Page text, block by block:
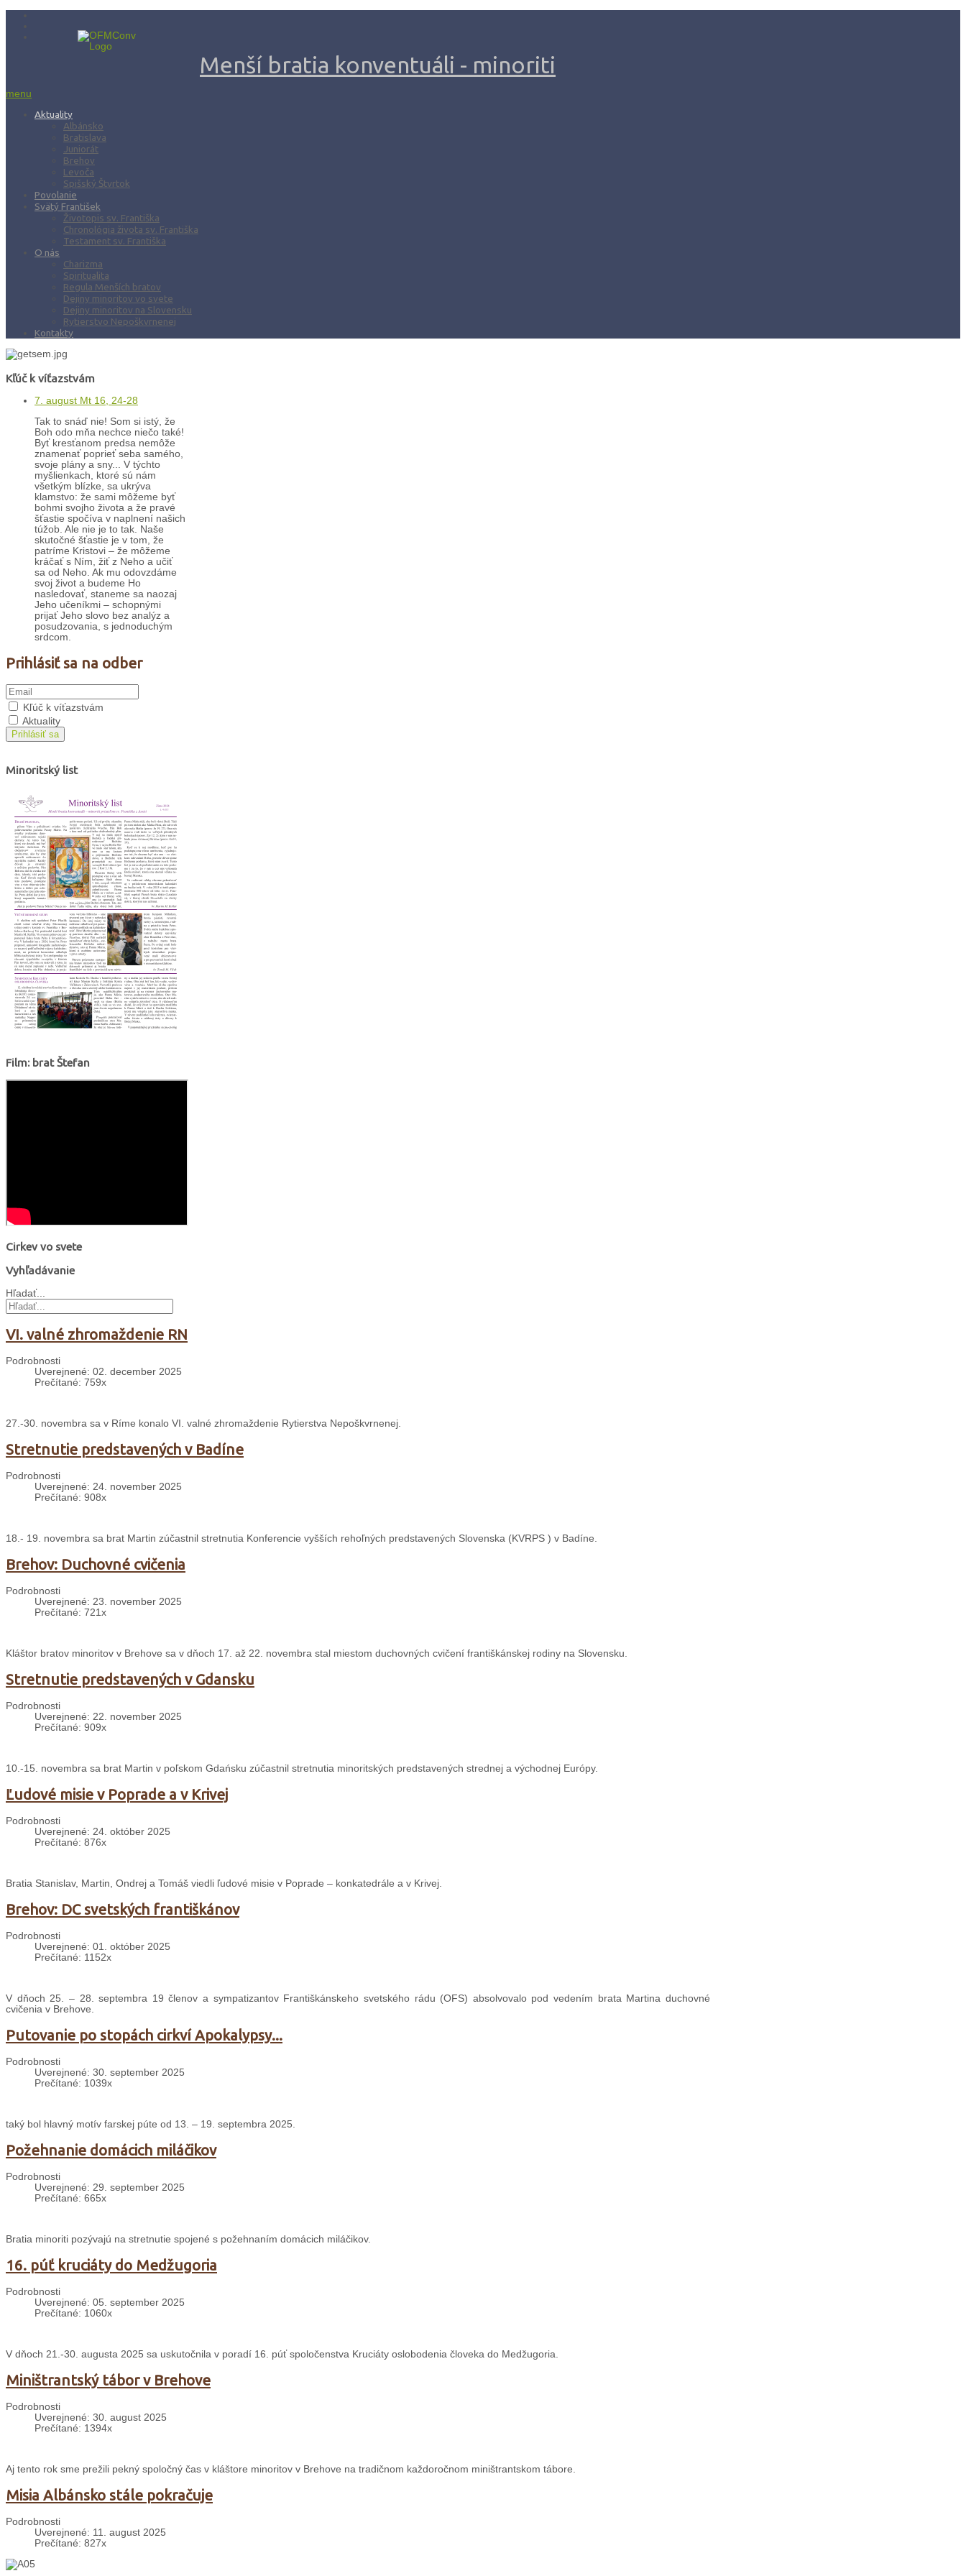
Menší bratia konventuáli - minoriti
menu
Aktuality
Albánsko
Bratislava
Juniorát
Brehov
Levoča
Spišský Štvrtok
Povolanie
Svätý František
Životopis sv. Františka
Chronológia života sv. Františka
Testament sv. Františka
O nás
Charizma
Spiritualita
Regula Menších bratov
Dejiny minoritov vo svete
Dejiny minoritov na Slovensku
Rytierstvo Nepoškvrnenej
Kontakty
Kľúč k víťazstvám
7. august Mt 16, 24-28
Tak to snáď nie! Som si istý, že
Boh odo mňa nechce niečo také!
Byť kresťanom predsa nemôže
znamenať poprieť seba samého,
svoje plány a sny... V týchto
myšlienkach, ktoré sú nám
všetkým blízke, sa ukrýva
klamstvo: že sami môžeme byť
bohmi svojho života a že pravé
šťastie spočíva v naplnení našich
túžob. Ale nie je to tak. Naše
skutočné šťastie je v tom, že
patríme Kristovi – že môžeme
kráčať s Ním, žiť z Neho a učiť
sa od Neho. Ak mu odovzdáme
svoj život a budeme Ho
nasledovať, staneme sa naozaj
Jeho učeníkmi – schopnými
prijať Jeho slovo bez analýz a
posudzovania, s jednoduchým
srdcom.
Prihlásiť sa na odber
Kľúč k víťazstvám
Aktuality
Prihlásiť sa
Minoritský list
Film: brat Štefan
Cirkev vo svete
Vyhľadávanie
Hľadať...
VI. valné zhromaždenie RN
Podrobnosti
Uverejnené: 02. december 2025
Prečítané: 759x
27.-30. novembra sa v Ríme konalo VI. valné zhromaždenie Rytierstva Nepoškvrnenej.
Stretnutie predstavených v Badíne
Podrobnosti
Uverejnené: 24. november 2025
Prečítané: 908x
18.- 19. novembra sa brat Martin zúčastnil stretnutia Konferencie vyšších rehoľných predstavených Slovenska (KVRPS ) v Badíne.
Brehov: Duchovné cvičenia
Podrobnosti
Uverejnené: 23. november 2025
Prečítané: 721x
Kláštor bratov minoritov v Brehove sa v dňoch 17. až 22. novembra stal miestom duchovných cvičení františkánskej rodiny na Slovensku.
Stretnutie predstavených v Gdansku
Podrobnosti
Uverejnené: 22. november 2025
Prečítané: 909x
10.-15. novembra sa brat Martin v poľskom Gdańsku zúčastnil stretnutia minoritských predstavených strednej a východnej Európy.
Ľudové misie v Poprade a v Krivej
Podrobnosti
Uverejnené: 24. október 2025
Prečítané: 876x
Bratia Stanislav, Martin, Ondrej a Tomáš viedli ľudové misie v Poprade – konkatedrále a v Krivej.
Brehov: DC svetských františkánov
Podrobnosti
Uverejnené: 01. október 2025
Prečítané: 1152x
V dňoch 25. – 28. septembra 19 členov a sympatizantov Františkánskeho svetského rádu (OFS) absolvovalo pod vedením brata Martina duchovné
cvičenia v Brehove.
Putovanie po stopách cirkví Apokalypsy...
Podrobnosti
Uverejnené: 30. september 2025
Prečítané: 1039x
taký bol hlavný motív farskej púte od 13. – 19. septembra 2025.
Požehnanie domácich miláčikov
Podrobnosti
Uverejnené: 29. september 2025
Prečítané: 665x
Bratia minoriti pozývajú na stretnutie spojené s požehnaním domácich miláčikov.
16. púť kruciáty do Medžugoria
Podrobnosti
Uverejnené: 05. september 2025
Prečítané: 1060x
V dňoch 21.-30. augusta 2025 sa uskutočnila v poradí 16. púť spoločenstva Kruciáty oslobodenia človeka do Medžugoria.
Miništrantský tábor v Brehove
Podrobnosti
Uverejnené: 30. august 2025
Prečítané: 1394x
Aj tento rok sme prežili pekný spoločný čas v kláštore minoritov v Brehove na tradičnom každoročnom miništrantskom tábore.
Misia Albánsko stále pokračuje
Podrobnosti
Uverejnené: 11. august 2025
Prečítané: 827x